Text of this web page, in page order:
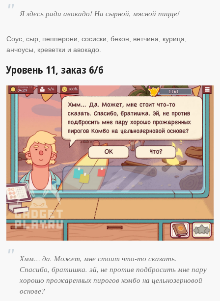
Я здесь ради авокадо! На сырной, мясной пицце!
Соус, сыр, пепперони, сосиски, бекон, ветчина, курица,
анчоусы, креветки и авокадо.
Уровень 11, заказ 6/6
Хмм… да. Может, мне стоит что-то сказать.
Спасибо, братишка. эй, не против подбросить мне пару
хорошо прожаренных пирогов комбо на цельнозерновой
основе?